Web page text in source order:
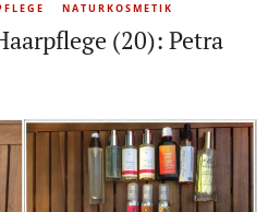
NATURKOSMETIK
(20): Petra